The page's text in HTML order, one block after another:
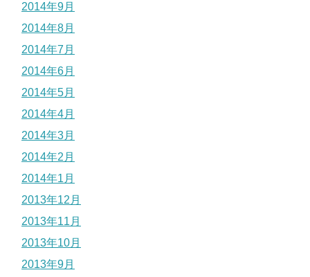
2014年9月
2014年8月
2014年7月
2014年6月
2014年5月
2014年4月
2014年3月
2014年2月
2014年1月
2013年12月
2013年11月
2013年10月
2013年9月